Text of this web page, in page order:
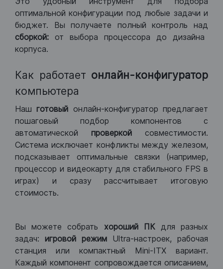
оптимальной конфигурации под любые задачи и
бюджет. Вы получаете полный контроль над
сборкой: от выбора процессора до дизайна
корпуса.
Как работает онлайн-конфигуратор
компьютера
Нашготовый онлайн-конфигуратор предлагает
пошаговый подбор компонентов с
автоматической проверкой совместимости.
Система исключает конфликты между железом,
подсказывает оптимальные связки (например,
процессор и видеокарту для стабильного FPS в
играх) и сразу рассчитывает итоговую
стоимость.
Вы можете собрать хороший ПКдля разных
задач: игровой режим Ultra-настроек, рабочая
станция или компактный Mini-ITX вариант.
Каждый компонент сопровождается описанием,